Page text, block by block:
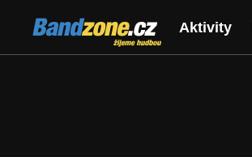
Bandzone.cz
žijeme hudbou
Aktivity